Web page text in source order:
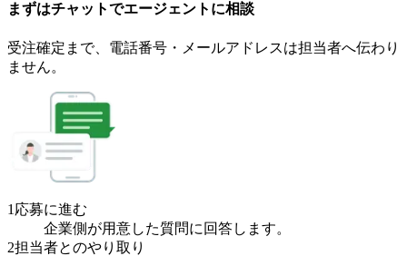
まずはチャットでエージェント に相談
受注確定まで、 電話番号・メールアドレスは担当者へ伝わり
ません。
1 応募に進む
企業側が用意した質問に回答します。
2担当者とのやり取り